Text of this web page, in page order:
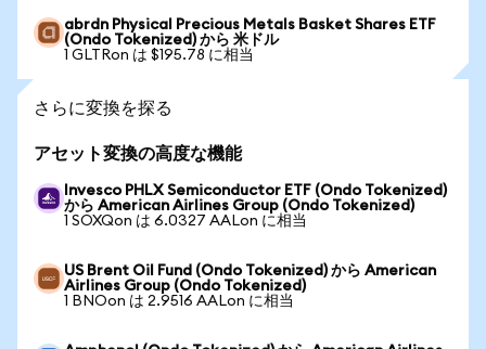
abrdn Physical Precious Metals Basket Shares ETF
(Ondo Tokenized) から 米ドル
1 GLTRon は $195.78 に相当
さらに変換を探る
アセット変換の高度な機能
Invesco PHLX Semiconductor ETF (Ondo Tokenized)
から American Airlines Group (Ondo Tokenized)
1 SOXQon は 6.0327 AALon に相当
US Brent Oil Fund (Ondo Tokenized) から American
Airlines Group (Ondo Tokenized)
1 BNOon は 2.9516 AALon に相当